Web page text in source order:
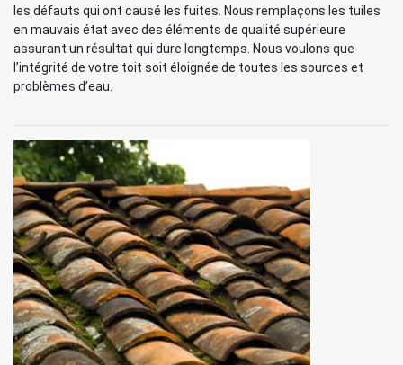
les défauts qui ont causé les fuites. Nous remplaçons les tuiles
en mauvais état avec des éléments de qualité supérieure
assurant un résultat qui dure longtemps. Nous voulons que
l’intégrité de votre toit soit éloignée de toutes les sources et
problèmes d’eau.